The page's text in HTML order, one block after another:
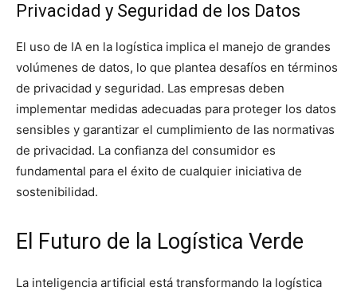
Privacidad y Seguridad de los Datos
El uso de IA en la logística implica el manejo de grandes
volúmenes de datos, lo que plantea desafíos en términos
de privacidad y seguridad. Las empresas deben
implementar medidas adecuadas para proteger los datos
sensibles y garantizar el cumplimiento de las normativas
de privacidad. La confianza del consumidor es
fundamental para el éxito de cualquier iniciativa de
sostenibilidad.
El Futuro de la Logística Verde
La inteligencia artificial está transformando la logística